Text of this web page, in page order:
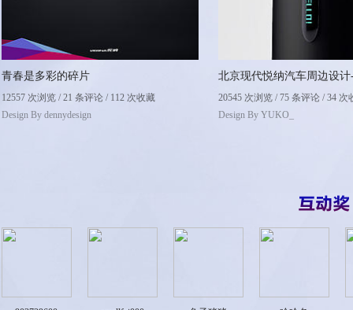
青春是多彩的碎片
12557 次浏览 / 21 条评论 / 112 次收藏
Design By dennydesign
20545 次浏览 / 75 条评论 / 34 次
Design By YUKO_